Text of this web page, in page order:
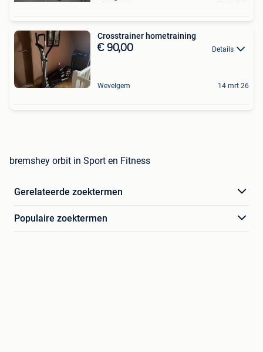
Crosstrainer hometraining
€ 90,00 Details
Wevelgem 14 mrt 26
bremshey orbit in Sport en Fitness
Gerelateerde zoektermen
Populaire zoektermen